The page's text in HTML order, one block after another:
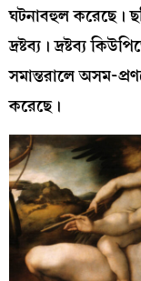
ঘটনাবহুল করেছে।
দ্রষ্টব্য। দ্রষ্টব্য
সমান্তরালে অসম-
করেছে।